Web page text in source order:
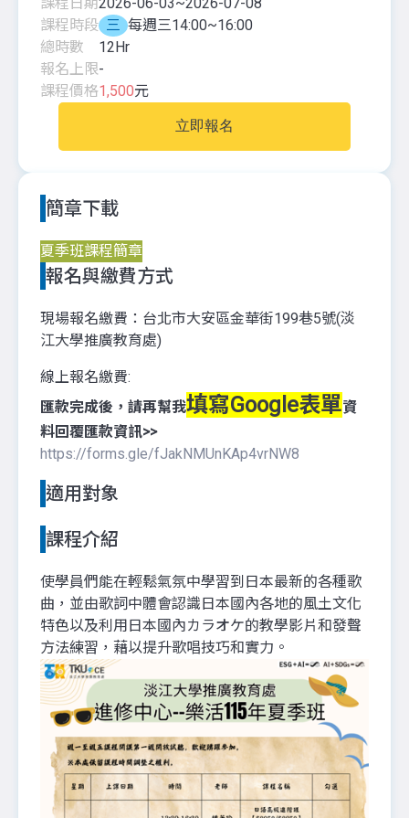
課程時段 三 每週三14:00~16:00
總時數
12Hr
報名上限-
課程價格1,500元
立即報名
簡章下載
夏季班課程簡章
報名與繳費方式
現場報名繳費：台北市大安區金華街199巷5號(淡
江大學推廣教育處)
線上報名繳費:
匯款完成後，請再幫我填寫Google表單資
料回覆匯款資訊>>
https://forms.gle/fJakNMUnKAp4vrNW8
適用對象
課程介紹
使學員們能在輕鬆氣氛中學習到日本最新的各種歌
曲，並由歌詞中體會認識日本國內各地的風土文化
特色以及利用日本國內カラオケ的教學影片和發聲
方法練習，藉以提升歌唱技巧和實力。